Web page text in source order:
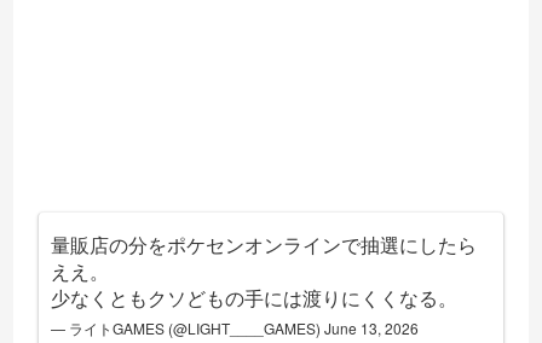
量販店の分をポケセンオンラインで抽選にしたら
ええ。
少なくともクソどもの手には渡りにくくなる。
— ライトGAMES (@LIGHT____GAMES)June 13, 2026